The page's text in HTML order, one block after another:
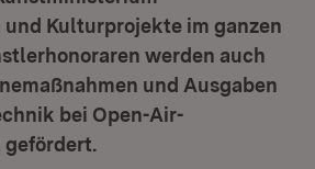
Kulturprojekte im ganzen
werden auch
und Ausgaben
bei Open-Air-